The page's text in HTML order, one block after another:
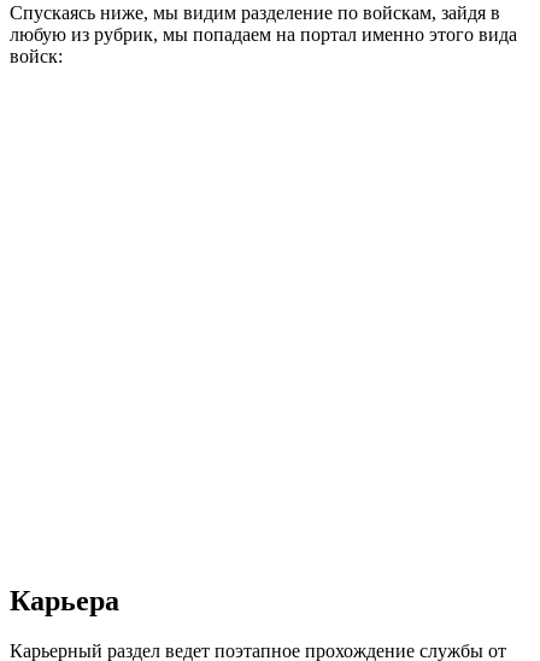
Спускаясь ниже, мы видим разделение по войскам, зайдя в
любую из рубрик, мы попадаем на портал именно этого вида
войск:
Карьера
Карьерный раздел ведет поэтапное прохождение службы от